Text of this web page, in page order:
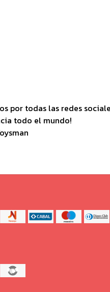
por todas las redes
todo el mundo!